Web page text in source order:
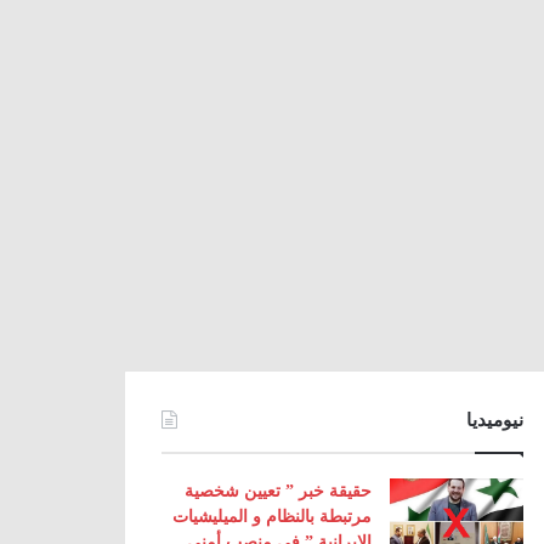
نيوميديا
حقيقة خبر ” تعيين شخصية
مرتبطة بالنظام و الميليشيات